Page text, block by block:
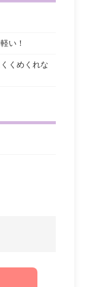
い！
くめくれな